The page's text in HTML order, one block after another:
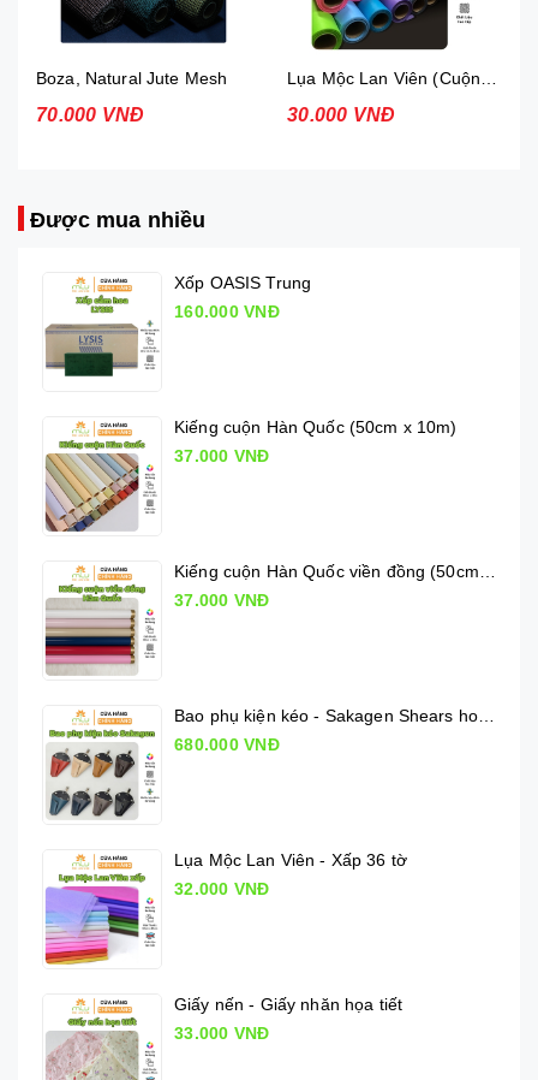
Boza, Natural Jute Mesh
70.000 VNĐ 30.000 VNĐ
Được mua nhiều
Xốp OASIS Trung
160.000 VNĐ
Kiếng cuộn Hàn Quốc (50cm x 10m)
37.000 VNĐ
37.000 VNĐ
680.000 VNĐ
Lụa Mộc Lan Viên - Xấp 36 tờ
32.000 VNĐ
Giấy nến - Giấy nhăn họa tiết
33.000 VNĐ